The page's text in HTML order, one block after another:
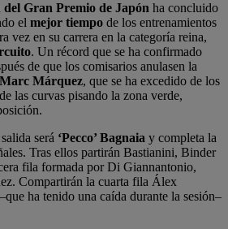
del Gran Premio de Japón ha concluido
el mejor tiempo de los entrenamientos
vez en su carrera en la categoría reina,
. Un récord que se ha confirmado
de que los comisarios anulasen la
Marc Márquez, que se ha excedido de los
las curvas pisando la zona verde,
será ‘Pecco’ Bagnaia y completa la
Tras ellos partirán Bastianini, Binder
fila formada por Di Giannantonio,
Compartirán la cuarta fila Álex
–que ha tenido una caída durante la sesión–